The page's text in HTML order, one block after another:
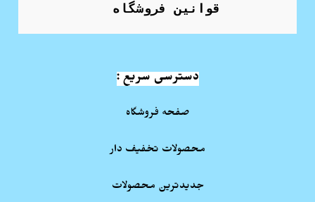
قوانین فروشگاه
دسترسی سریع :
صفحه فروشگاه
محصولات تخفیف دار
جدیدترین محصولات